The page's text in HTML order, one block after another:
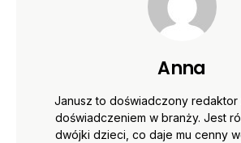
Anna
Janusz to doświadczony redaktor
doświadczeniem w branży. Jest
dwójki dzieci, co daje mu cenny